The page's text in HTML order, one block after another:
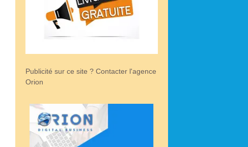
Publicité sur ce site ? Contacter l'agence
Orion